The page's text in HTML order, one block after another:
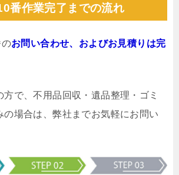
番作業完了までの流れ
お問い合わせ、およびお見積りは完
方で、不用品回収・遺品整理・ゴミ
の場合は、弊社までお気軽にお問い